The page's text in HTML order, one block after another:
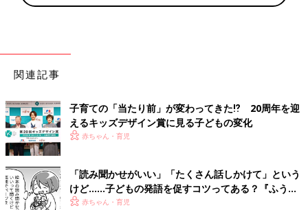
関連記事
子育ての「当たり前」が変わってきた⁉ 20周年を迎
えるキッズデザイン賞に見る子どもの変化
赤ちゃん・育児
「読み聞かせがいい」「たくさん話しかけて」という
けど……子どもの発語を促すコツってある？『ふうふ
う子育て ＃64』
赤ちゃん・育児